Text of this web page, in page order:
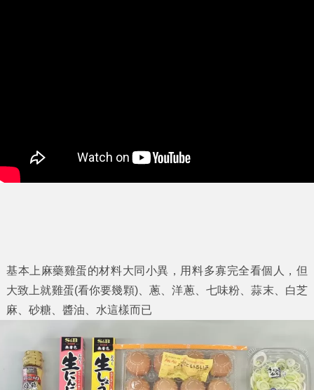
基本上麻藥雞蛋的材料大同小異，用料多寡完全看個人，但
大致上就雞蛋(看你要幾顆)、蔥、洋蔥、七味粉、蒜末、白芝
麻、砂糖、醬油、水這樣而已